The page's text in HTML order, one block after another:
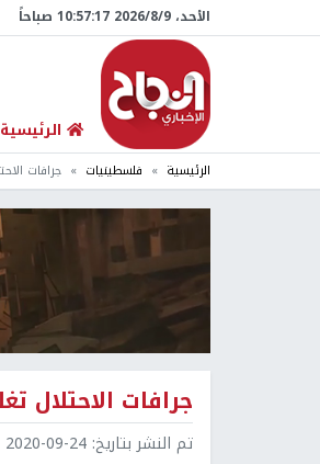
الأحد، 9/‏8/‏2026 10:57:18 صباحاً
الرئيسية
الرئيسية فلسطينيات جرافات
جرافات الاحتلال
تم النشر بتاريخ: 2020-09-24 08:28